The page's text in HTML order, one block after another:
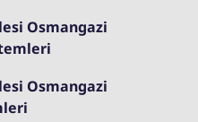
Osmangazi
Osmangazi